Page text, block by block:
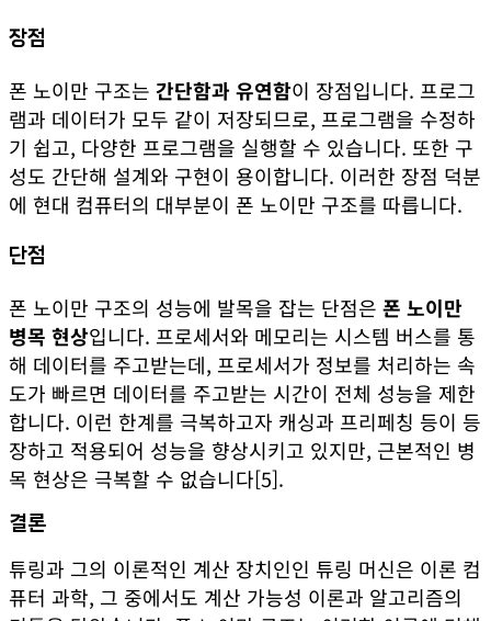
장점
폰 노이만 구조는 간단함과 유연함이 장점입니다. 프로그
램과 데이터가 모두 같이 저장되므로, 프로그램을 수정하
기 쉽고, 다양한 프로그램을 실행할 수 있습니다. 또한 구
성도 간단해 설계와 구현이 용이합니다. 이러한 장점 덕분
에 현대 컴퓨터의 대부분이 폰 노이만 구조를 따릅니다.
단점
폰 노이만 구조의 성능에 발목을 잡는 단점은 폰 노이만
병목 현상입니다. 프로세서와 메모리는 시스템 버스를 통
해 데이터를 주고받는데, 프로세서가 정보를 처리하는 속
도가 빠르면 데이터를 주고받는 시간이 전체 성능을 제한
합니다. 이런 한계를 극복하고자 캐싱과 프리페칭 등이 등
장하고 적용되어 성능을 향상시키고 있지만, 근본적인 병
목 현상은 극복할 수 없습니다[5].
결론
튜링과 그의 이론적인 계산 장치인인 튜링 머신은 이론 컴
퓨터 과학, 그 중에서도 계산 가능성 이론과 알고리즘의